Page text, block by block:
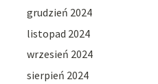
grudzień 2024
listopad 2024
wrzesień 2024
sierpień 2024